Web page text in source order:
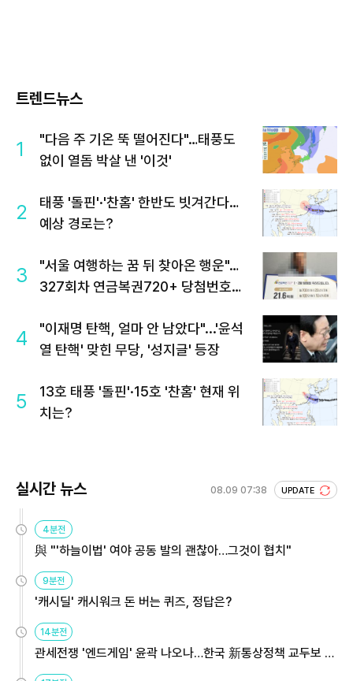
트렌드뉴스
1
"다음 주 기온 뚝 떨어진다"…태풍도
없이 열돔 박살 낸 '이것'
2
태풍 '돌핀'·'찬홈' 한반도 빗겨간다…
예상 경로는?
3
"서울 여행하는 꿈 뒤 찾아온 행운"…
327회차 연금복권720+ 당첨번호조
4
"이재명 탄핵, 얼마 안 남았다"...'윤석
열 탄핵' 맞힌 무당, '성지글' 등장
5
13호 태풍 '돌핀'·15호 '찬홈' 현재 위
치는?
실시간 뉴스 08.09 07:38 UPDATE
4분전
與 "'하늘이법' 여야 공동 발의 괜찮아…그것이 협치"
9분전
'캐시딜' 캐시워크 돈 버는 퀴즈, 정답은?
14분전
관세전쟁 '엔드게임' 윤곽 나오나…한국 新통상정책 교두보 활
용해야